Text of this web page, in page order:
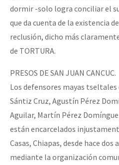
dormir -solo logra conciliar el
que da cuenta de la existencia
reclusión, dicho más
de TORTURA.
PRESOS DE SAN JUAN CANCUC.
Los defensores mayas tseltales
Sántiz Cruz, Agustín Pérez
Aguilar, Martín Pérez
están encarcelados
Casas, Chiapas, desde hace
mediante la organización